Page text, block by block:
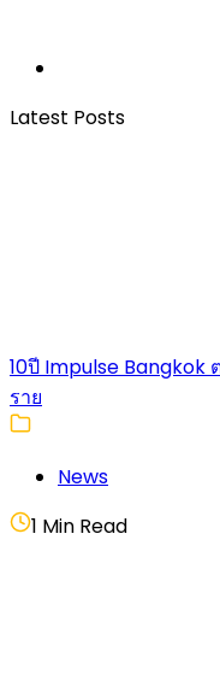
Latest Posts
10ปี Impulse Bangkok
ราย
News
1 Min Read